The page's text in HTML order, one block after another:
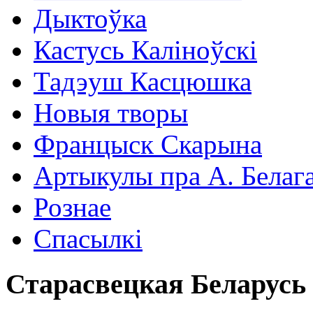
Дыктоўка
Кастусь Каліноўскі
Тадэуш Касцюшка
Новыя творы
Францыск Скарына
Артыкулы пра А.
Рознае
Спасылкі
Старасвецкая Беларусь